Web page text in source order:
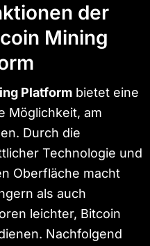
der
Mining
Platform bietet eine
Möglichkeit, am
Durch die
Technologie und
Oberfläche macht
als auch
leichter, Bitcoin
Nachfolgend